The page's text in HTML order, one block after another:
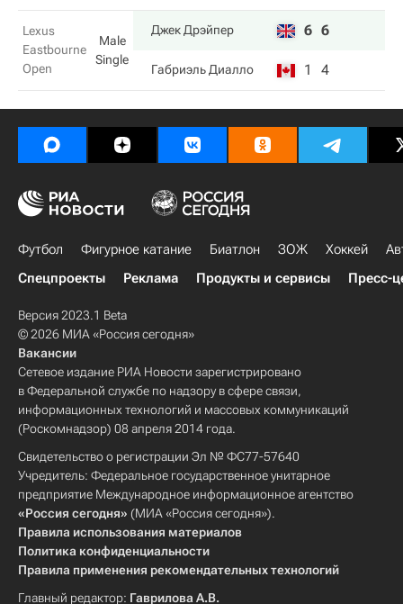
Lexus
Eastbourne
Open
Male
Single
Джек Дрэйпер 6 6
Габриэль Диалло 1 4
Футбол Фигурное катание Биатлон ЗОЖ Хоккей
Спецпроекты
Реклама Продукты и сервисы Пресс-
Версия 2023.1 Beta
© 2026 МИА «Россия сегодня»
Вакансии
Сетевое издание РИА Новости зарегистрировано
в Федеральной службе по надзору в сфере связи,
информационных технологий и массовых коммуникаций
(Роскомнадзор) 08 апреля 2014 года.
Свидетельство о регистрации Эл № ФС77-57640
Учредитель: Федеральное государственное унитарное
предприятие Международное информационное агентство
«Россия сегодня» (МИА «Россия сегодня»).
Правила использования материалов
Политика конфиденциальности
Правила применения рекомендательных технологий
Главный редактор: Гаврилова А.В.